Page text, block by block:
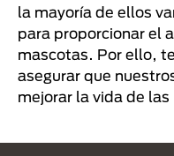
la mayoría de ellos
para proporcionar el
mascotas. Por ello,
asegurar que
mejorar la vida de